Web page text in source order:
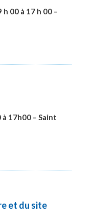
00 à 17 h 00 –
17h00 – Saint
et du site